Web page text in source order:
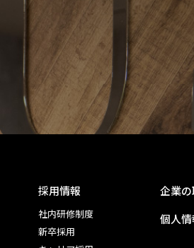
採用情報
社内研修制度
新卒採用
企業
個人